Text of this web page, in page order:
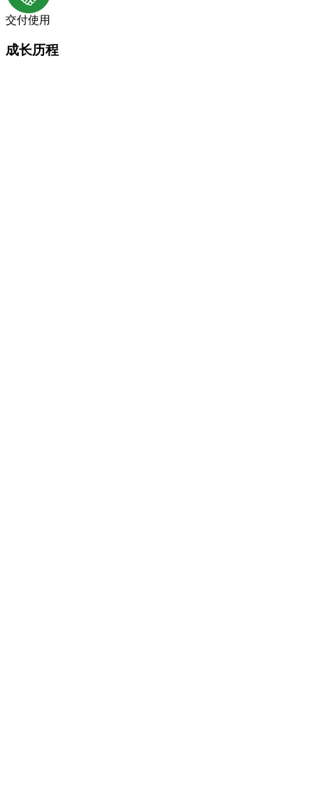
交付使用
成长历程